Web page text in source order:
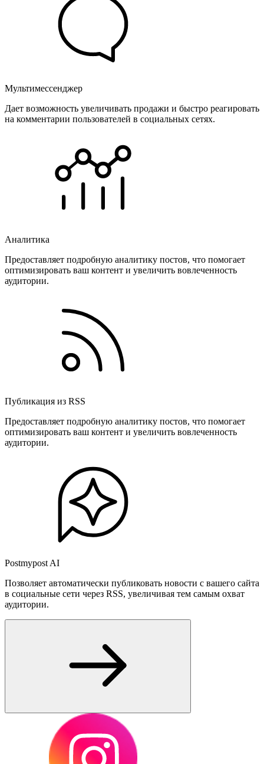
Мультимессенджер
Дает возможность увеличивать продажи и быстро реагировать
на комментарии пользователей в социальных сетях.
Аналитика
Предоставляет подробную аналитику постов, что помогает
оптимизировать ваш контент и увеличить вовлеченность
аудитории.
Публикация из RSS
Предоставляет подробную аналитику постов, что помогает
оптимизировать ваш контент и увеличить вовлеченность
аудитории.
Postmypost AI
Позволяет автоматически публиковать новости с вашего сайта
в социальные сети через RSS, увеличивая тем самым охват
аудитории.